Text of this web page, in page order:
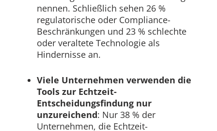
nennen. Schließlich sehen 26 %
regulatorische oder Compliance-
Beschränkungen und 23 % schlechte
oder veraltete Technologie als
Hindernisse an.
Viele Unternehmen verwenden die
Tools zur Echtzeit-
Entscheidungsfindung nur
unzureichend: Nur 38 % der
Unternehmen, die Echtzeit-